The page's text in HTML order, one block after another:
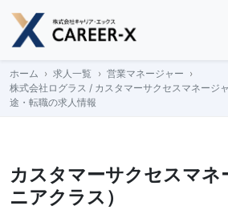
Skip
content
ホーム 求人一覧
営業マネージャー
株式会社ログラス / カスタマーサクセスマネージ
途・転職の求人情報
カスタマーサクセスマネ
ニアクラス）